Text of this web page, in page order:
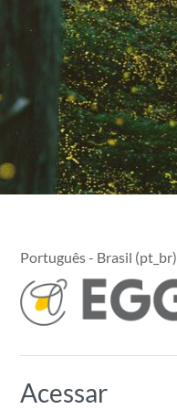
Português - Brasil ‎(pt_br)‎
Acessar